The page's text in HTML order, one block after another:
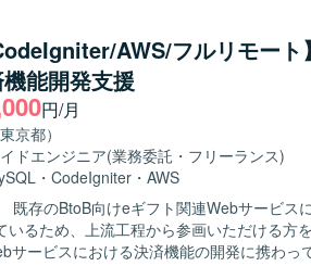
ビジュアルデザイン作成、レイアウト設計
クション設計（必要に応じて簡易モック作
状態に対する整理・改善提案や、ユーザビ
ター／PMと連携しながらエンジニア実装を
ない状況でもディレクターと並走
に検討を進められる方を求めております。
いながら、一貫性と使いやすさの両立を意
ています。ディレクター／PMとのコミュニ
にフィットするポジションです。 【ポジションの魅力】 請求書発行シス
務基盤となるWebアプリケーションの刷新
に深く関わることができ、画面デザイン
AWS/フルリモー
能開発支援
円/月
京都）
ドエンジニア(業務委託・フリーランス)
・ CodeIgniter ・ AWS
既存のBtoB向けeギフト関連Webサービス
るため、上流工程から参画いただける方を募集して
サービスにおける決済機能の開発に携わっ